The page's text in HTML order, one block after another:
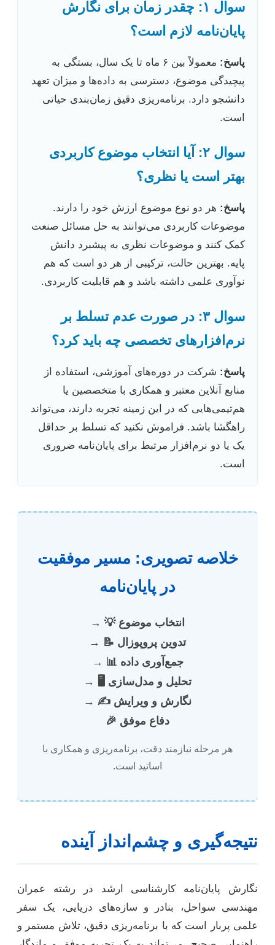
سوال ۱: چقدر زمان برای نگارش
پایان‌نامه لازم است؟
پاسخ:
معمولاً بین ۶ ماه تا یک سال، بستگی به
پیچیدگی موضوع، دسترسی به داده‌ها و میزان تعهد
دانشجو دارد. برنامه‌ریزی دقیق زمان‌بندی حیاتی
است.
سوال ۲: آیا انتخاب موضوع کاربردی
بهتر است یا نظری؟
پاسخ: هر دو نوع موضوع ارزش خود را دارند.
موضوعات کاربردی می‌توانند به حل مسائل صنعت
کمک کنند و موضوعات نظری به پیشبرد دانش
پایه. بهترین حالت، ترکیبی از هر دو است که هم
نوآوری علمی داشته باشد و هم قابلیت کاربردی.
سوال ۳: در صورت عدم تسلط بر
نرم‌افزارهای تخصصی چه باید کرد؟
پاسخ: شرکت در دوره‌های آموزشی، استفاده از
منابع آنلاین معتبر و همکاری با متخصصین یا
هم‌تیمی‌هایی که در این زمینه تجربه دارند، می‌تواند
راهگشا باشد. فراموش نکنید که تسلط بر حداقل
یک یا دو نرم‌افزار مرتبط برای پایان‌نامه ضروری
است.
خلاصه تصویری: مسیر موفقیت
در پایان‌نامه
انتخاب موضوع 💡 →
تدوین پروپوزال 📝 →
جمع‌آوری داده 📊 →
تحلیل و مدل‌سازی 🖥️ →
نگارش و ویرایش ✍️ →
دفاع موفق 🎉
هر مرحله نیازمند دقت، برنامه‌ریزی و همکاری با
اساتید است.
نتیجه‌گیری و چشم‌انداز آینده
نگارش پایان‌نامه کارشناسی ارشد در رشته عمران
مهندسی سواحل، بنادر و سازه‌های دریایی، یک سفر
علمی پربار است که با برنامه‌ریزی دقیق، تلاش مستمر و